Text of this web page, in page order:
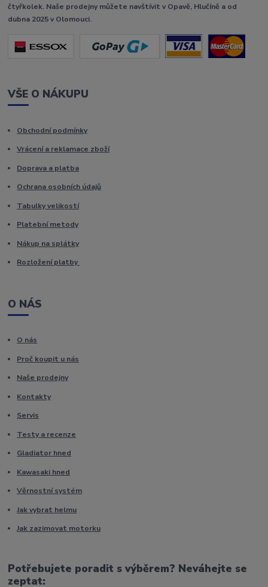
čtyřkolek. Naše prodejny můžete navštívit v Opavě, Hlučíně a od
dubna 2025 v Olomouci.
VŠE O NÁKUPU
Obchodní podmínky
Vrácení a reklamace zboží
Doprava a platba
Ochrana osobních údajů
Tabulky velikostí
Platební metody
Nákup na splátky
Rozložení platby
O NÁS
O nás
Proč koupit u nás
Naše prodejny
Kontakty
Servis
Testy a recenze
Gladiator hned
Kawasaki hned
Věrnostní systém
Jak vybrat helmu
Jak zazimovat motorku
Potřebujete poradit s výběrem? Neváhejte se
zeptat: